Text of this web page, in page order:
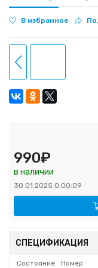
В избранное
990₽
в наличии
30.01.2025 0:00:09
СПЕЦИФИКАЦИЯ
Состояние Номер